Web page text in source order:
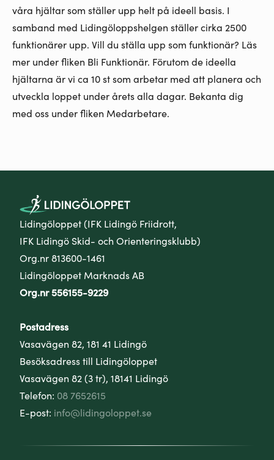
våra hjältar som ställer upp helt på ideell basis. I
samband med Lidingöloppshelgen ställer cirka 2500
funktionärer upp. Vill du ställa upp som funktionär? Läs
mer under fliken Bli Funktionär. Förutom de ideella
hjältarna är vi ca 10 st som arbetar med att planera och
utveckla loppet under årets alla dagar. Bekanta dig
med oss under fliken Medarbetare.
Lidingöloppet (IFK Lidingö Friidrott,
IFK Lidingö Skid- och Orienteringsklubb)
Org.nr 813600-1461
Lidingöloppet Marknads AB
Org.nr 556155-9229
Postadress
Vasavägen 82, 181 41 Lidingö
Besöksadress till Lidingöloppet
Vasavägen 82 (3 tr), 18141 Lidingö
Telefon: 08 7652615
E-post: info@lidingoloppet.se